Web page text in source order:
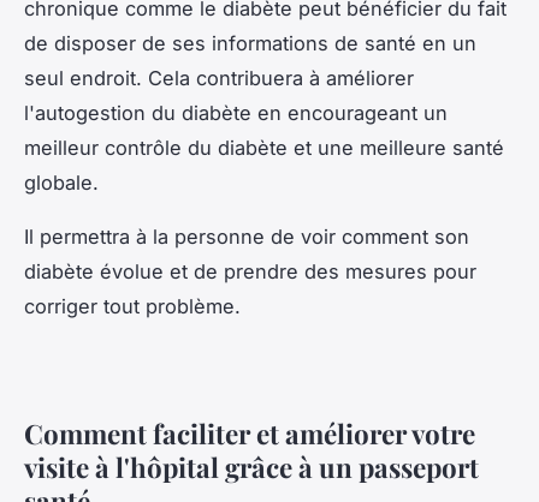
chronique comme le diabète peut bénéficier du fait
de disposer de ses informations de santé en un
seul endroit. Cela contribuera à améliorer
l'autogestion du diabète en encourageant un
meilleur contrôle du diabète et une meilleure santé
globale.
Il permettra à la personne de voir comment son
diabète évolue et de prendre des mesures pour
corriger tout problème.
Comment faciliter et améliorer votre
visite à l'hôpital grâce à un passeport